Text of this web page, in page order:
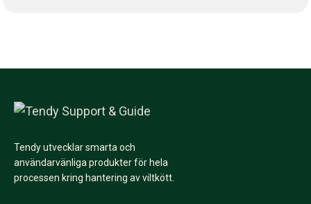
Tendy utvecklar smarta och
användarvänliga produkter för hela
processen kring hantering av viltkött.